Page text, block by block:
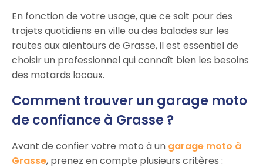
En fonction de votre usage, que ce soit pour des
trajets quotidiens en ville ou des balades sur les
routes aux alentours de Grasse, il est essentiel de
choisir un professionnel qui connaît bien les besoins
des motards locaux.
Comment trouver un garage moto
de confiance à Grasse ?
Avant de confier votre moto à un garage moto à
Grasse, prenez en compte plusieurs critères :